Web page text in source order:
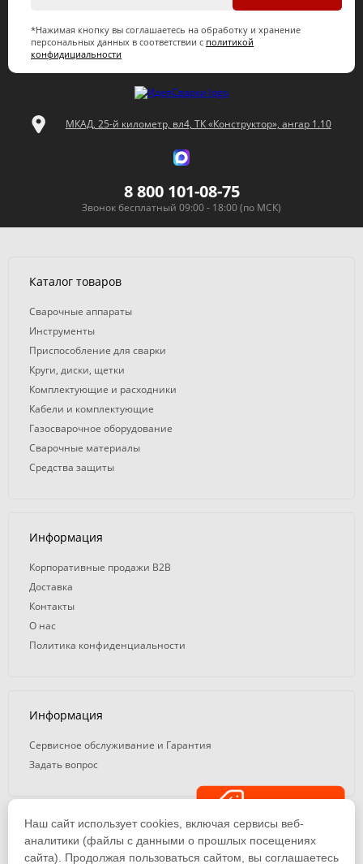
*Нажимая кнопку вы соглашаетесь на обработку и хранение
персональных данных в соответствии с политикой
конфидициальности
МКАД, 25-й километр, вл4, ТК «Конструктор», ангар 1.10
8 800 101-08-75
Звонок бесплатный 09:00 - 18:00 (по МСК)
Каталог товаров
Сварочные аппараты
Инструменты
Приспособление для сварки
Круги, диски, щетки
Комплектующие и расходники
Кабели и комплектующие
Газосварочное оборудование
Сварочные материалы
Средства защиты
Информация
Корпоративные продажи B2B
Доставка
Контакты
О нас
Политика конфиденциальности
Информация
Сервисное обслуживание и Гарантия
Задать вопрос
© 2008 — 2026. ООО «ТК Вэлд Плюс»
Email: ideasvarki@wp116.ru
Наш сайт использует cookies, включая сервисы веб-
аналитики (файлы с данными о прошлых посещениях
сайта). Продолжая пользоваться сайтом, вы соглашаетесь